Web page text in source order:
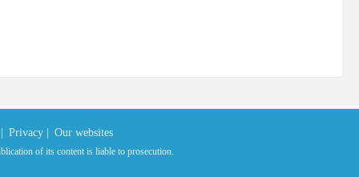
Privacy | Our websites
of its content is liable to prosecution.